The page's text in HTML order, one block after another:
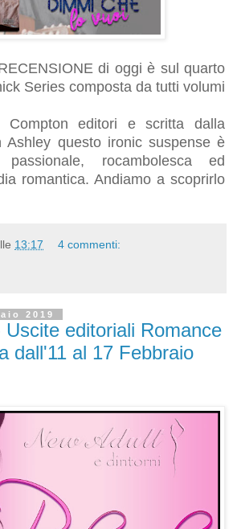
di oggi è sul quarto
Series composta da tutti volumi
Compton editori e scritta dalla
Ashley questo ironic suspense è
rocambolesca ed
romantica. Andiamo a scoprirlo
13:17 4 commenti:
2019
editoriali Romance
dall'11 al 17 Febbraio